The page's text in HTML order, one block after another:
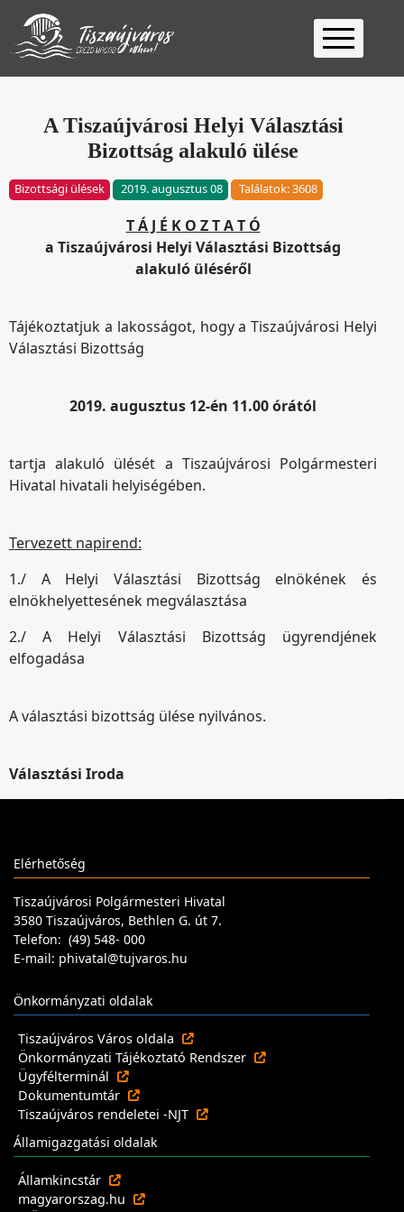
Kezdőlap
Ügyfélfogadás
Választás
2026
Elérhetőség
A Tiszaújvárosi Helyi Választási
Bizottság alakuló ülése
Bizottsági ülések 2019. augusztus 08 Találatok: 3608
T Á J É K O Z T A T Ó
a Tiszaújvárosi Helyi Választási Bizottság
alakuló üléséről
Tájékoztatjuk a lakosságot, hogy a Tiszaújvárosi Helyi
Választási Bizottság
2019. augusztus 12-én 11.00 órától
tartja alakuló ülését a Tiszaújvárosi Polgármesteri
Hivatal hivatali helyiségében.
Tervezett napirend:
1./ A Helyi Választási Bizottság elnökének és
elnökhelyettesének megválasztása
2./ A Helyi Választási Bizottság ügyrendjének
elfogadása
A választási bizottság ülése nyilvános.
Választási Iroda
Elérhetőség
Tiszaújvárosi Polgármesteri Hivatal
3580 Tiszaújváros, Bethlen G. út 7.
Telefon: (49) 548- 000
E-mail: phivatal@tujvaros.hu
Önkormányzati oldalak
Tiszaújváros Város oldala
Önkormányzati Tájékoztató Rendszer
Ügyfélterminál
Dokumentumtár
Tiszaújváros rendeletei -NJT
Államigazgatási oldalak
Államkincstár
magyarorszag.hu